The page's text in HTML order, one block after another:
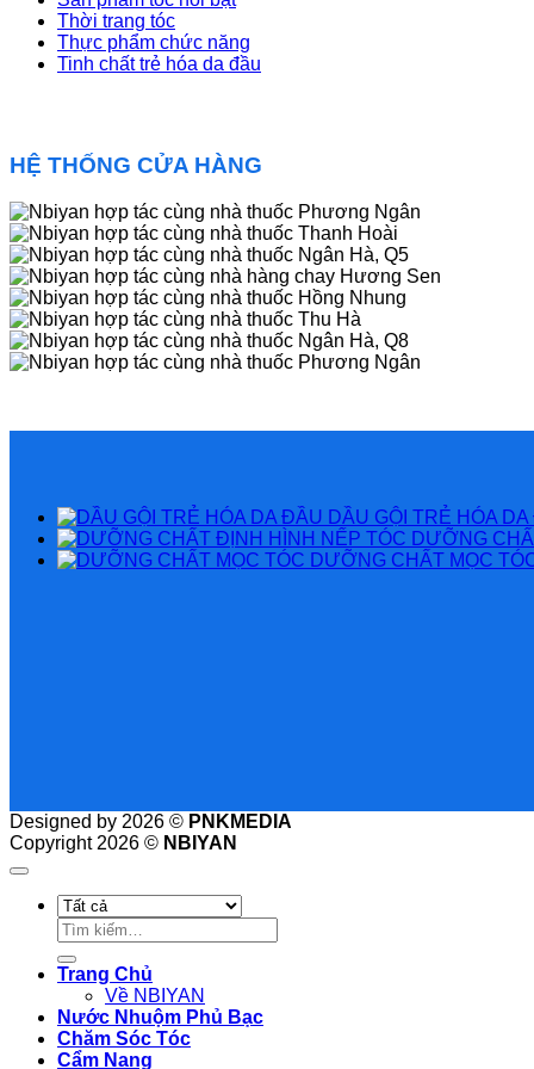
Thời trang tóc
Thực phẩm chức năng
Tinh chất trẻ hóa da đầu
HỆ THỐNG CỬA HÀNG
DẦU GỘI TRẺ HÓA
DƯỠNG
DƯỠNG CHẤT MỌC
Designed by 2026 © PNKMEDIA
Copyright 2026 © NBIYAN
Tìm
kiếm:
Trang Chủ
Về NBIYAN
Nước Nhuộm Phủ Bạc
Chăm Sóc Tóc
Cẩm Nang